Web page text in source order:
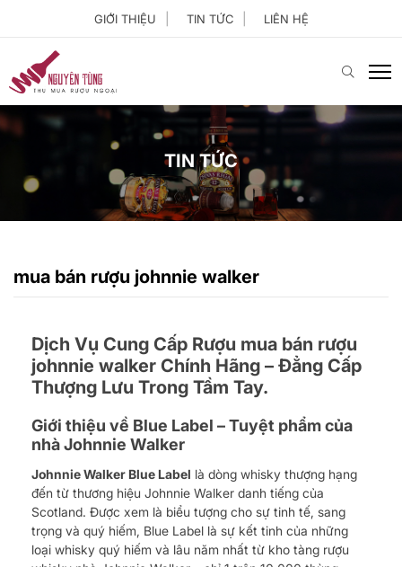
GIỚI THIỆU TIN TỨC LIÊN HỆ
TIN TỨC
mua bán rượu johnnie walker
Dịch Vụ Cung Cấp Rượu mua bán rượu
johnnie walker Chính Hãng – Đẳng Cấp
Thượng Lưu Trong Tầm Tay.
Giới thiệu về Blue Label – Tuyệt phẩm của
nhà Johnnie Walker
Johnnie Walker Blue Label là dòng whisky thượng hạng
đến từ thương hiệu Johnnie Walker danh tiếng của
Scotland. Được xem là biểu tượng cho sự tinh tế, sang
trọng và quý hiếm, Blue Label là sự kết tinh của những
loại whisky quý hiếm và lâu năm nhất từ kho tàng rượu